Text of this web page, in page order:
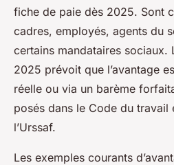
fiche de paie dès 2025. Sont
cadres, employés, agents du
certains mandataires sociaux.
2025 prévoit que l’avantage
réelle ou via un barème
posés dans le Code du travail
l’Urssaf.
Les exemples courants